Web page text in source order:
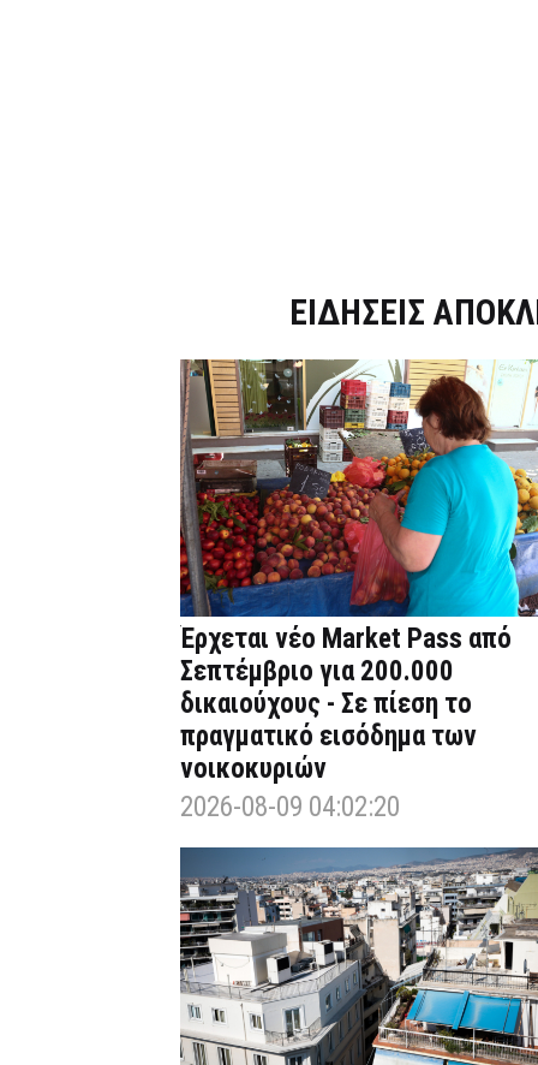
ΕΙΔΗΣΕΙΣ
Έρχεται νέο Market Pass από
Σεπτέμβριο για 200.000
δικαιούχους - Σε πίεση το
πραγματικό εισόδημα των
νοικοκυριών
2026-08-09 04:02:20